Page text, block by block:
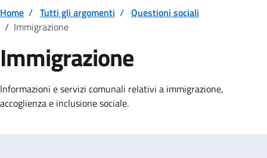
Home / Tutti gli argomenti / Questioni sociali
/ Immigrazione
Immigrazione
Dettagli della notizia
Informazioni e servizi comunali relativi a immigrazione,
accoglienza e inclusione sociale.